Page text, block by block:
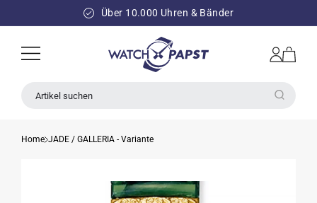
INHALT
Über 10.000 Uhren & Bänder
Einloggen
Warenkorb
Artikel suchen
Home JADE / GALLERIA - Variante